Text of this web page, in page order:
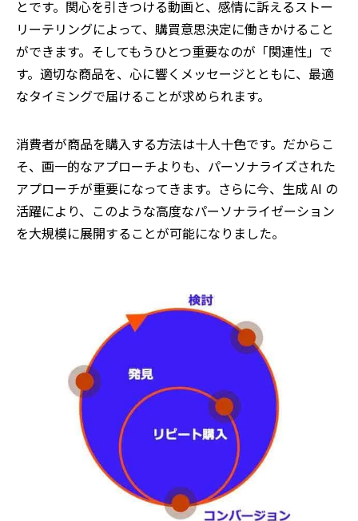
とです。関心を引きつける動画と、感情に訴えるストー
リーテリングによって、購買意思決定に働きかけること
ができます。そしてもうひとつ重要なのが「関連性」で
す。適切な商品を、心に響くメッセージとともに、最適
なタイミングで届けることが求められます。
消費者が商品を購入する方法は十人十色です。だからこ
そ、画一的なアプローチよりも、パーソナライズされた
アプローチが重要になってきます。さらに今、生成AI の
活躍により、このような高度なパーソナライゼーション
を大規模に展開することが可能になりました。